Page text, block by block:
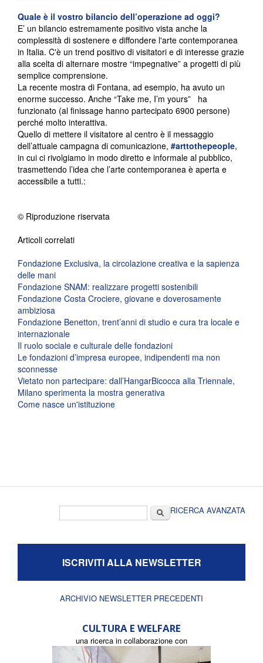
Quale è il vostro bilancio dell’operazione ad oggi?
E’ un bilancio estremamente positivo vista anche la
complessità di sostenere e diffondere l'arte contemporanea
in Italia. C'è un trend positivo di visitatori e di interesse grazie
alla scelta di alternare mostre “impegnative” a progetti di più
semplice comprensione.
La recente mostra di Fontana, ad esempio, ha avuto un
enorme successo. Anche “Take me, I’m yours” ha
funzionato (al finissage hanno partecipato 6900 persone)
perché molto interattiva.
Quello di mettere il visitatore al centro è il messaggio
dell’attuale campagna di comunicazione, #arttothepeople,
in cui ci rivolgiamo in modo diretto e informale al pubblico,
trasmettendo l’idea che l’arte contemporanea è aperta e
accessibile a tutti.:
© Riproduzione riservata
Articoli correlati
Fondazione Exclusiva, la circolazione creativa e la sapienza
delle mani
Fondazione SNAM: realizzare progetti sostenibili
Fondazione Costa Crociere, giovane e doverosamente
ambiziosa
Fondazione Benetton, trent’anni di studio e cura tra locale e
internazionale
Il ruolo sociale e culturale delle fondazioni
Le fondazioni d’impresa europee, indipendenti ma non
sconnesse
Vietato non partecipare: dall’HangarBicocca alla Triennale,
Milano sperimenta la mostra generativa
Come nasce un'istituzione
CercaRICERCA AVANZATA
ISCRIVITI ALLA NEWSLETTER
ARCHIVIO NEWSLETTER PRECEDENTI
CULTURA E WELFARE
una ricerca in collaborazione con